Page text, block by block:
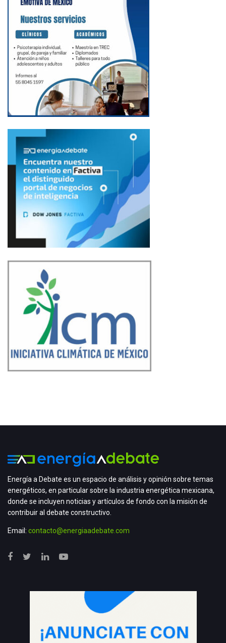
Energía a Debate es un espacio de análisis y opinión sobre temas
energéticos, en particular sobre la industria energética mexicana,
donde se incluyen noticias y artículos de fondo con la misión de
contribuir al debate constructivo.
Email: contacto@energiaadebate.com